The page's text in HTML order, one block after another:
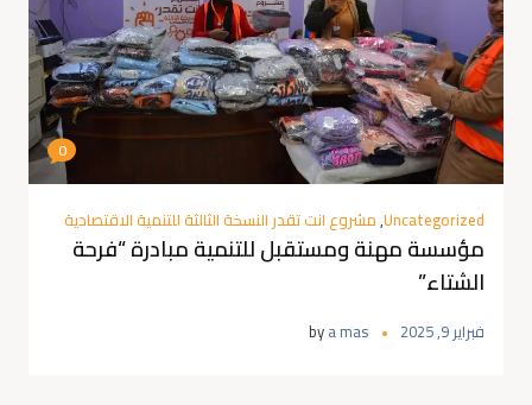
0
Uncategorized
,مشروع انت تقدر النسخة الثالثة للتنمية الاقتصادية
مؤسسة مهنة ومستقبل للتنمية مبادرة “فرحة
الشتاء”
فبراير 9, 2025 bya mas